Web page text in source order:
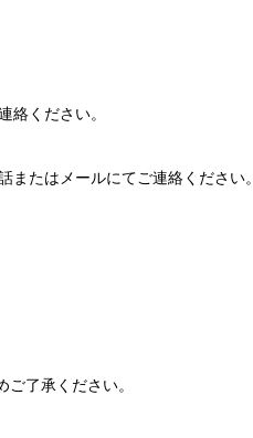
絡ください。
たはメールにてご連絡ください。
了承ください。